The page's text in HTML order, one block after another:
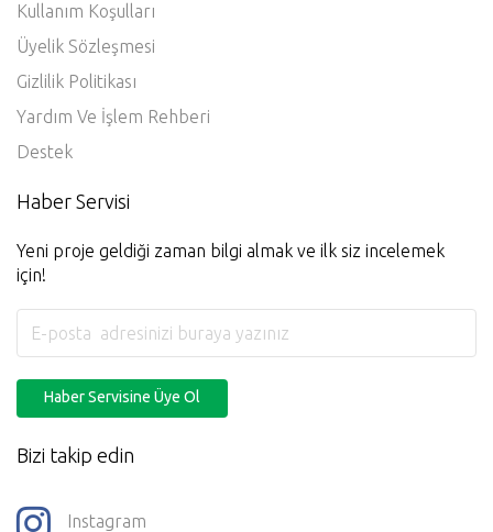
Kullanım Koşulları
Üyelik Sözleşmesi
Gizlilik Politikası
Yardım Ve İşlem Rehberi
Destek
Haber Servisi
Yeni proje geldiği zaman bilgi almak ve ilk siz incelemek
için!
Haber Servisine Üye Ol
Bizi takip edin
Instagram